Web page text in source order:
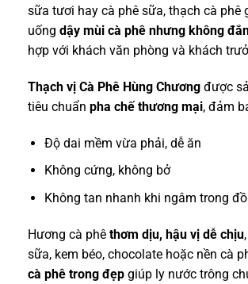
sữa tươi hay cà phê sữa, thạch cà phê
uống dậy mùi cà phê nhưng không
hợp với khách văn phòng và khách
Thạch vị Cà Phê Hùng Chương được
tiêu chuẩn pha chế thương mại, đảm
Độ dai mềm vừa phải, dễ ăn
Không cứng, không bở
Không tan nhanh khi ngâm trong
Hương cà phê thơm dịu, hậu vị dễ chịu
sữa, kem béo, chocolate hoặc nền cà
cà phê trong đẹp giúp ly nước trông